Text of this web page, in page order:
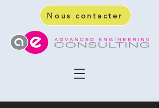
Nous contacter